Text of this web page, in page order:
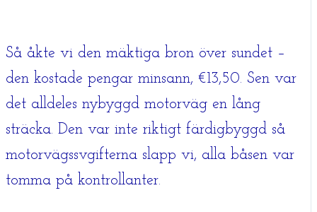
Så åkte vi den mäktiga bron över sundet –
den kostade pengar minsann, €13,50. Sen var
det alldeles nybyggd motorväg en lång
sträcka. Den var inte riktigt färdigbyggd så
motorvägssvgifterna slapp vi, alla båsen var
tomma på kontrollanter.